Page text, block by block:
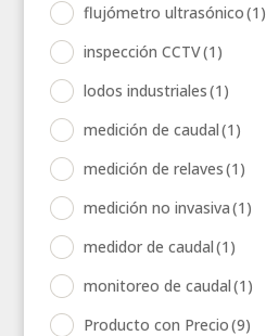
flujómetro ultrasónico(1)
inspección CCTV(1)
lodos industriales(1)
medición de caudal(1)
medición de relaves(1)
medición no invasiva(1)
medidor de caudal(1)
monitoreo de caudal(1)
Producto con Precio(9)